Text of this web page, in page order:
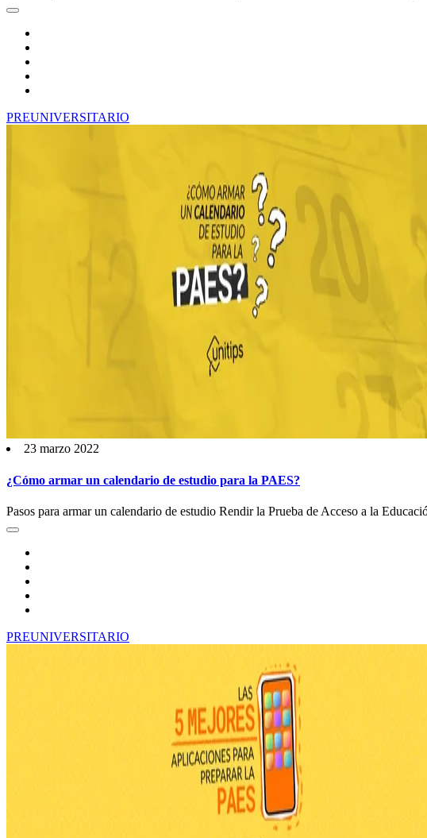
PREUNIVERSITARIO
23 marzo 2022
¿Cómo armar un calendario de estudio para la PAES?
Pasos para armar un calendario de estudio Rendir la Prueba de Acceso a la
PREUNIVERSITARIO